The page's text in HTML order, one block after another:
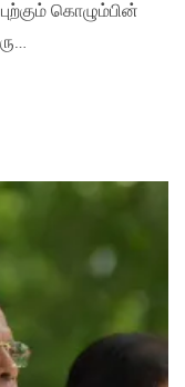
கொழும்பின்